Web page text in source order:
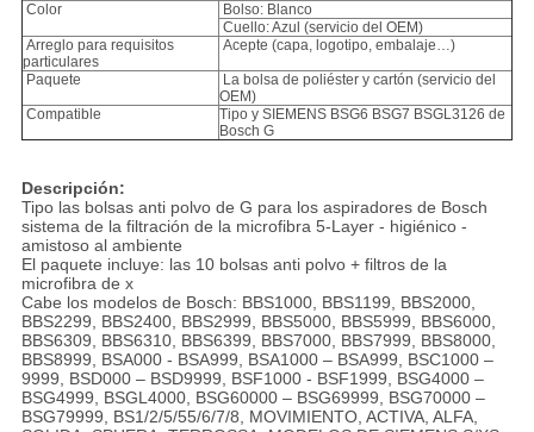
Color
Bolso: Blanco
Cuello: Azul (servicio del OEM)
Arreglo para requisitos
particulares
Acepte (capa, logotipo, embalaje…)
Paquete
La bolsa de poliéster y cartón (servicio del
OEM)
Compatible
Tipo y SIEMENS BSG6 BSG7 BSGL3126 de
Bosch G
Descripción:
Tipo las bolsas anti polvo de G para los aspiradores de Bosch
sistema de la filtración de la microfibra 5-Layer - higiénico -
amistoso al ambiente
El paquete incluye: las 10 bolsas anti polvo + filtros de la
microfibra de x
Cabe los modelos de Bosch: BBS1000, BBS1199, BBS2000,
BBS2299, BBS2400, BBS2999, BBS5000, BBS5999, BBS6000,
BBS6309, BBS6310, BBS6399, BBS7000, BBS7999, BBS8000,
BBS8999, BSA000 - BSA999, BSA1000 – BSA999, BSC1000 –
9999, BSD000 – BSD9999, BSF1000 - BSF1999, BSG4000 –
BSG4999, BSGL4000, BSG60000 – BSG69999, BSG70000 –
BSG79999, BS1/2/5/55/6/7/8, MOVIMIENTO, ACTIVA, ALFA,